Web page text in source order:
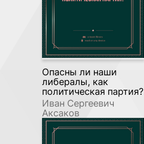
Опасны ли наши
либералы, как
политическая партия?
Иван Сергеевич
Аксаков